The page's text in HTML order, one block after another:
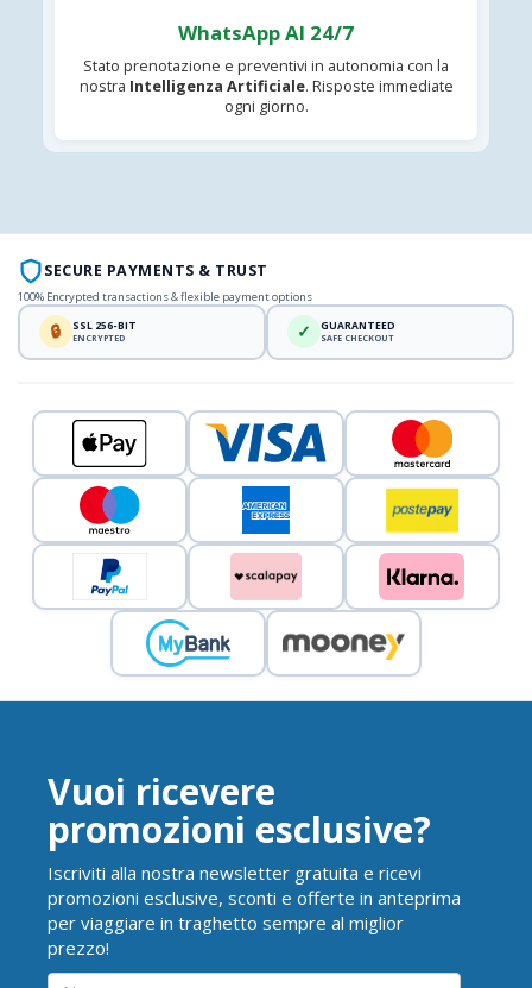
WhatsApp AI 24/7
Stato prenotazione e preventivi in autonomia con la
nostra Intelligenza Artificiale. Risposte immediate
ogni giorno.
SECURE PAYMENTS & TRUST
100% Encrypted transactions & flexible payment options
🔒 SSL 256-BIT
ENCRYPTED ✓ GUARANTEED
SAFE CHECKOUT
Vuoi ricevere
promozioni esclusive?
Iscriviti alla nostra newsletter gratuita e ricevi
promozioni esclusive, sconti e offerte in anteprima
per viaggiare in traghetto sempre al miglior
prezzo!